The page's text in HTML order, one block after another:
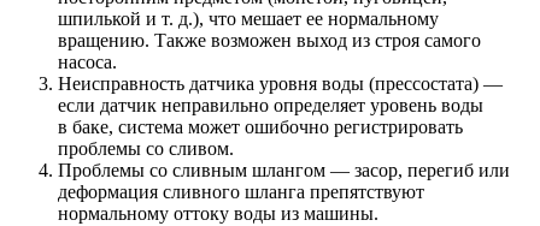
шпилькой и т. д.), что мешает ее нормальному
вращению. Также возможен выход из строя самого
насоса.
Неисправность датчика уровня воды (прессостата) —
если датчик неправильно определяет уровень воды
в баке, система может ошибочно регистрировать
проблемы со сливом.
Проблемы со сливным шлангом — засор, перегиб или
деформация сливного шланга препятствуют
нормальному оттоку воды из машины.